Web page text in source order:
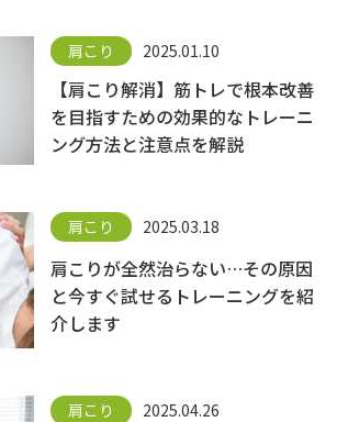
肩こり 2025.01.10
【肩こり解消】筋トレで根本改善
を目指すための効果的なトレーニ
ング方法と注意点を解説
肩こり 2025.03.18
肩こりが全然治らない…その原因
と今すぐ試せるトレーニングを紹
介します
肩こり 2025.04.26